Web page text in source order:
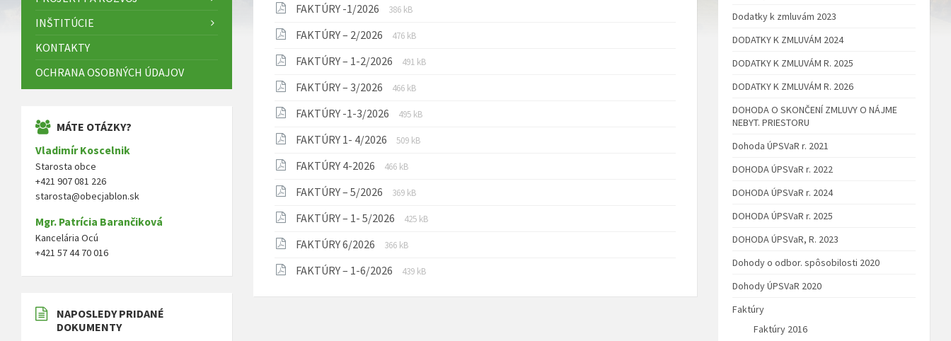
FAKTÚRY -1/2026
Prípona
pdf
Veľkosť
386 kB
FAKTÚRY – 2/2026
Prípona
pdf
Veľkosť
476 kB
FAKTÚRY – 1-2/2026
Prípona
pdf
Veľkosť
491 kB
FAKTÚRY – 3/2026
Prípona
pdf
Veľkosť
466 kB
FAKTÚRY -1-3/2026
Prípona
pdf
Veľkosť
495 kB
FAKTÚRY 1- 4/2026
Prípona
pdf
Veľkosť
509 kB
FAKTÚRY 4-2026
Prípona
pdf
Veľkosť
466 kB
FAKTÚRY – 5/2026
Prípona
pdf
Veľkosť
369 kB
FAKTÚRY – 1- 5/2026
Prípona
pdf
Veľkosť
425 kB
FAKTÚRY 6/2026
Prípona
pdf
Veľkosť
366 kB
FAKTÚRY – 1-6/2026
Prípona
pdf
Veľkosť
439 kB
INŠTITÚCIE
KONTAKTY
OCHRANA OSOBNÝCH ÚDAJOV
MÁTE OTÁZKY?
Vladimír Koscelnik
Starosta obce
+421 907 081 226
starosta@obecjablon.sk
Mgr. Patrícia Barančiková
Kancelária Ocú
+421 57 44 70 016
NAPOSLEDY PRIDANÉ
DOKUMENTY
Dodatky k zmluvám 2023
DODATKY K ZMLUVÁM 2024
DODATKY K ZMLUVÁM R. 2025
DODATKY K ZMLUVÁM R. 2026
DOHODA O SKONČENÍ ZMLUVY O NÁJME
NEBYT. PRIESTORU
Dohoda ÚPSVaR r. 2021
DOHODA ÚPSVaR r. 2022
DOHODA ÚPSVaR r. 2024
DOHODA ÚPSVaR r. 2025
DOHODA ÚPSVaR, R. 2023
Dohody o odbor. spôsobilosti 2020
Dohody ÚPSVaR 2020
Faktúry
Faktúry 2016